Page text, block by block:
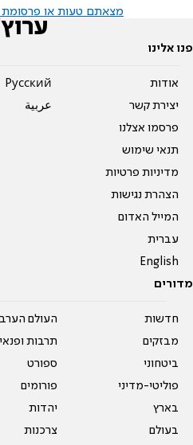
מצאתם טעות או פרסומת
פנו אלינו
אודות
יצירת קשר
פרסמו אצלנו
תנאי שימוש
מדיניות פרטיות
הצהרת נגישות
המייל האדום
עברית
English
Pусский
عربية
מדורים
חדשות
מבזקים
ביטחוני
פוליטי-מדיני
בארץ
בעולם
העולם
תרבות ופנאי
ספורט
פורומים
יהדות
צרכנות